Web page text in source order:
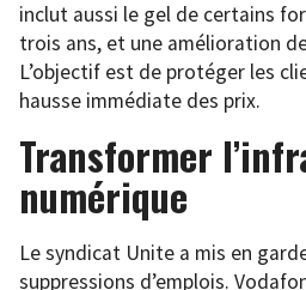
inclut aussi le gel de certains
trois ans, et une amélioration
L’objectif est de protéger les
hausse immédiate des prix.
Transformer
numérique
Le syndicat Unite a mis en
suppressions d’emplois.